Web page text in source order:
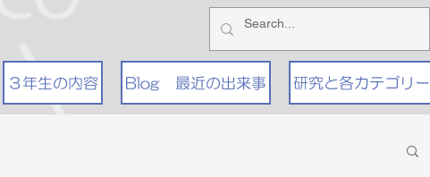
３年生の内容 Blog 最近の出来事 研究と各カテゴリー